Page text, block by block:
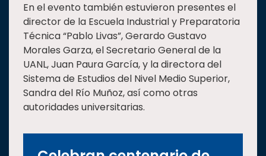
En el evento también estuvieron presentes el
director de la Escuela Industrial y Preparatoria
Técnica “Pablo Livas”, Gerardo Gustavo
Morales Garza, el Secretario General de la
UANL, Juan Paura García, y la directora del
Sistema de Estudios del Nivel Medio Superior,
Sandra del Río Muñoz, así como otras
autoridades universitarias.